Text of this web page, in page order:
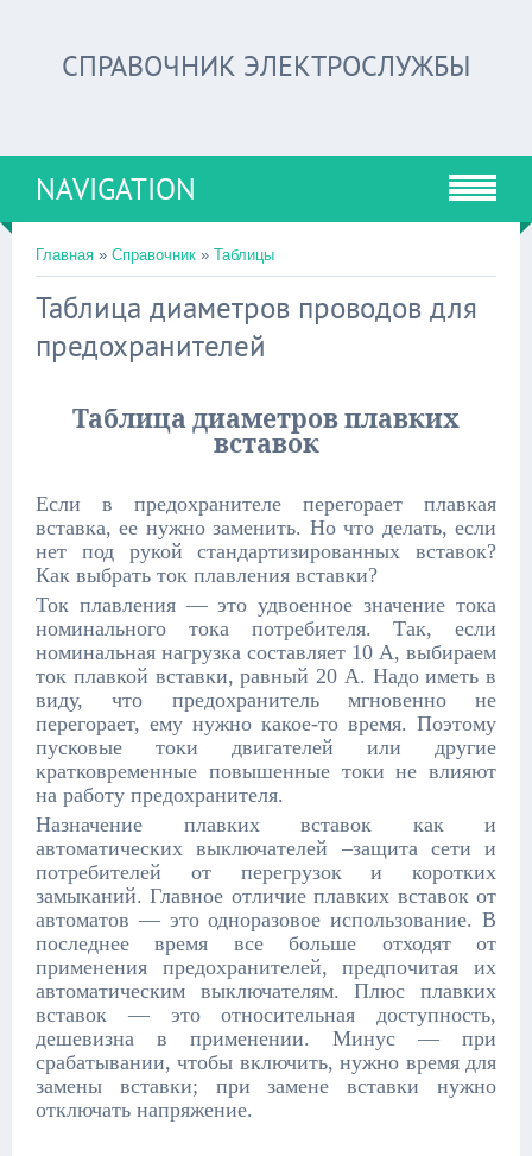
СПРАВОЧНИК ЭЛЕКТРОСЛУЖБЫ
NAVIGATION
Главная » Справочник » Таблицы
Таблица диаметров проводов для
предохранителей
Таблица диаметров плавких
вставок
Если в предохранителе перегорает плавкая
вставка, ее нужно заменить. Но что делать, если
нет под рукой стандартизированных вставок?
Как выбрать ток плавления вставки?
Ток плавления — это удвоенное значение тока
номинального тока потребителя. Так, если
номинальная нагрузка составляет 10 А, выбираем
ток плавкой вставки, равный 20 А. Надо иметь в
виду, что предохранитель мгновенно не
перегорает, ему нужно какое-то время. Поэтому
пусковые токи двигателей или другие
кратковременные повышенные токи не влияют
на работу предохранителя.
Назначение плавких вставок как и
автоматических выключателей –защита сети и
потребителей от перегрузок и коротких
замыканий. Главное отличие плавких вставок от
автоматов — это одноразовое использование. В
последнее время все больше отходят от
применения предохранителей, предпочитая их
автоматическим выключателям. Плюс плавких
вставок — это относительная доступность,
дешевизна в применении. Минус — при
срабатывании, чтобы включить, нужно время для
замены вставки; при замене вставки нужно
отключать напряжение.